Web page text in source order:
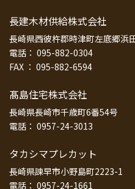
長建木材供給株式会社
長崎県西彼杵郡時津町左底郷浜
電話： 095-882-0304
FAX ： 095-882-6594
髙島住宅株式会社
長崎県長崎市千歳町6番54号
電話： 0957-24-3013
タカシマプレカット
長崎県諫早市小野島町2223-1
電話： 0957-24-1661